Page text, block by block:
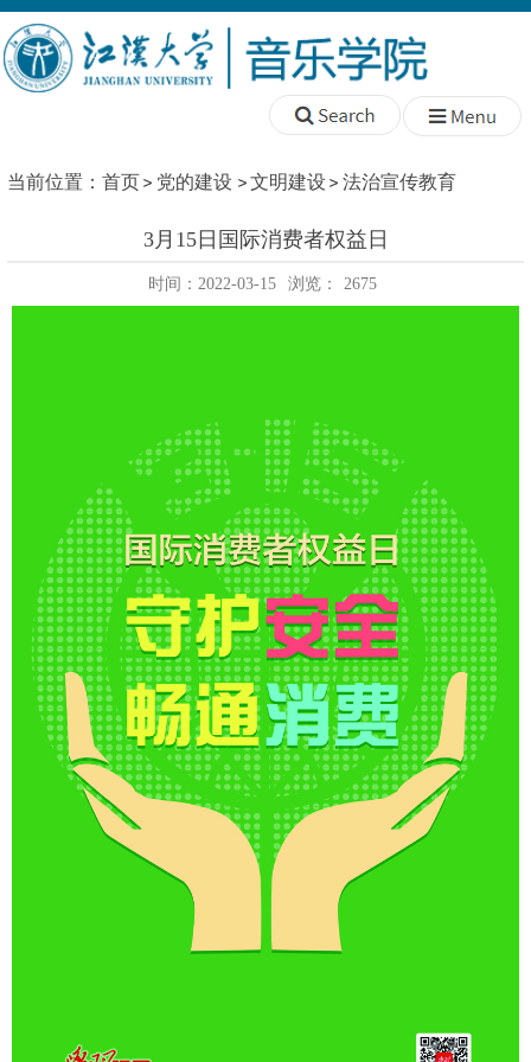
当前位置： 首页 党的建设 文明建设 法治宣传教育
3月15日国际消费者权益日
时间：2022-03-15 浏览： 2675